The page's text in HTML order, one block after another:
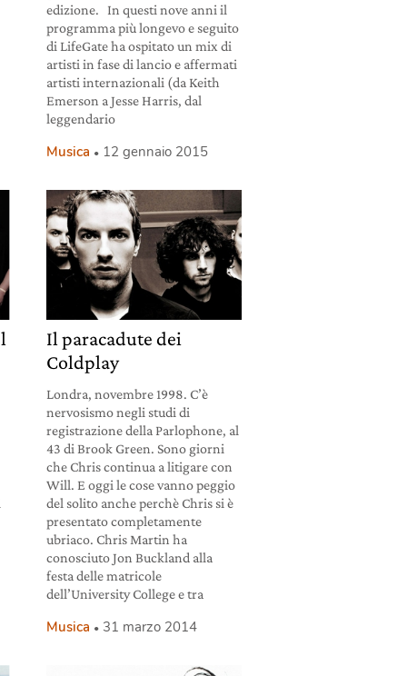
edizione. In questi nove anni il
programma più longevo e seguito
di LifeGate ha ospitato un mix di
artisti in fase di lancio e affermati
artisti internazionali (da Keith
Emerson a Jesse Harris, dal
leggendario
Musica 12 gennaio 2015
Il paracadute dei
Coldplay
Londra, novembre 1998. C’è
nervosismo negli studi di
registrazione della Parlophone, al
43 di Brook Green. Sono giorni
che Chris continua a litigare con
Will. E oggi le cose vanno peggio
del solito anche perchè Chris si è
presentato completamente
ubriaco. Chris Martin ha
conosciuto Jon Buckland alla
festa delle matricole
dell’University College e tra
Musica 31 marzo 2014